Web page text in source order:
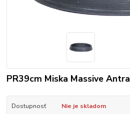
PR39cm Miska Massive Antra
Dostupnosť Nie je skladom